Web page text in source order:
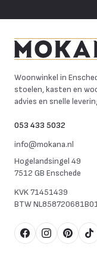
Woonwinkel in
stoelen, kasten en
advies en snelle
053 433 5032
info@mokana.nl
Hogelandsingel 49
7512 GB Enschede
KVK71451439
BTW
FacebookInstagram